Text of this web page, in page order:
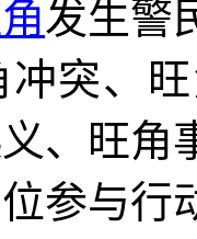
发生警
突、
、旺角
参与行